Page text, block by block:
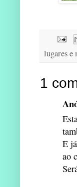
lugares e
1
E
ao